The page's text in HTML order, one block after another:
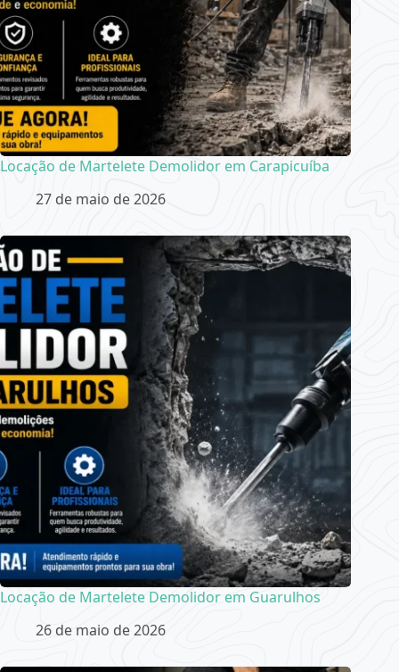
Locação de Martelete Demolidor em Carapicuíba
27 de maio de 2026
Locação de Martelete Demolidor em Guarulhos
26 de maio de 2026